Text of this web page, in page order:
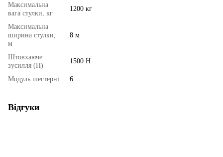
Максимальна
вага стулки, кг
1200 кг
Максимальна
ширина стулки,
м
8 м
Штовхаюче
зусилля (Н)
1500 Н
Модуль шестерні 6
Відгуки